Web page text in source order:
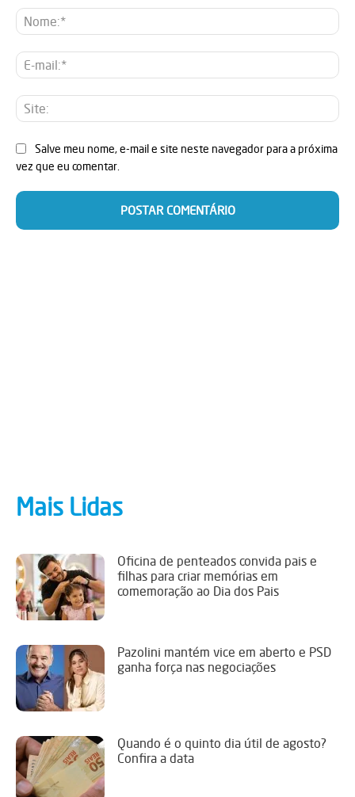
E-
Salve meu nome, e-mail e site neste navegador para a próxima
vez que eu comentar.
Mais Lidas
Oficina de penteados convida pais e
filhas para criar memórias em
comemoração ao Dia dos Pais
Pazolini mantém vice em aberto e PSD
ganha força nas negociações
Quando é o quinto dia útil de agosto?
Confira a data